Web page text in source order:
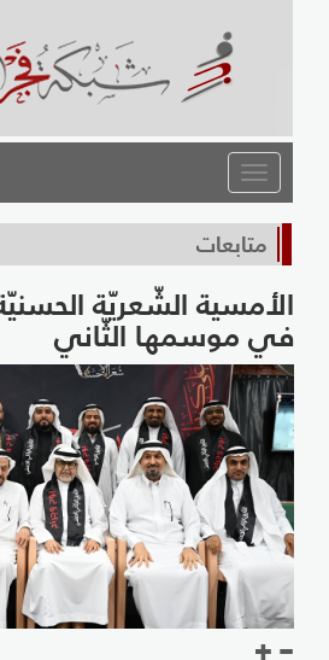
القائمة
متابعات
الأمسية الشّعريّة
في موسمها الثّاني